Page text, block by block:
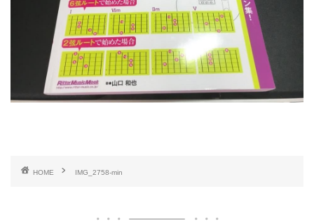
HOME IMG_2758-min